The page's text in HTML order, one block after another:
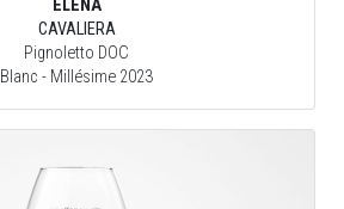
ELENA
CAVALIERA
Pignoletto DOC
Blanc - Millésime 2023